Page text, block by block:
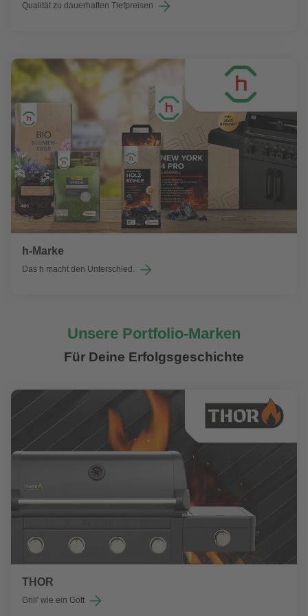
Qualität zu dauerhaften Tiefpreisen
h-Marke
Das h macht den Unterschied.
Unsere Portfolio-Marken
Für Deine Erfolgsgeschichte
THOR
Grill' wie ein Gott